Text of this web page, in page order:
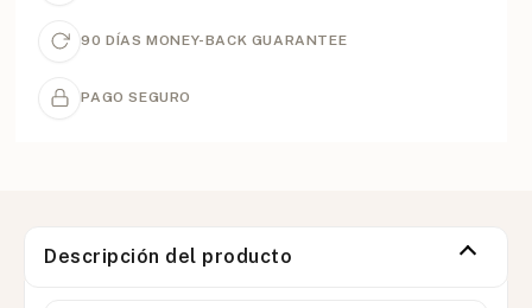
90 DÍAS MONEY-BACK GUARANTEE
PAGO SEGURO
Descripción del producto